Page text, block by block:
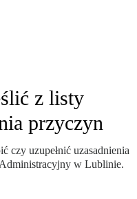
z listy
przyczyn
czy uzupełnić uzasadnienia
w Lublinie.